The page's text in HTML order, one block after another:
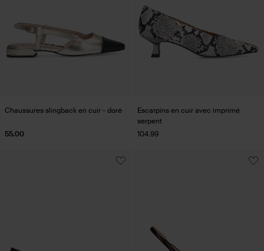
Chaussures slingback en cuir - doré
55.00
Escarpins en cuir avec imprimé
serpent
104.99